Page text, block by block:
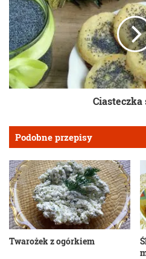
Ciasteczka
Podobne przepisy
Twarożek z ogórkiem